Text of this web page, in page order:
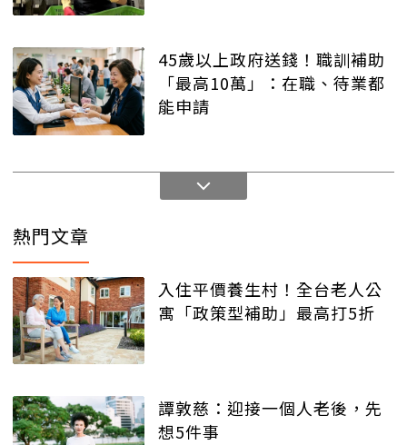
45歲以上政府送錢！職訓補助
「最高10萬」：在職、待業都
能申請
熱門文章
入住平價養生村！全台老人公
寓「政策型補助」最高打5折
譚敦慈：迎接一個人老後，先
想5件事